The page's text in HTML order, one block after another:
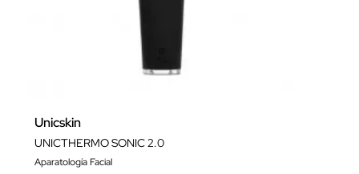
Unicskin
UNICTHERMO SONIC 2.0
Aparatología Facial